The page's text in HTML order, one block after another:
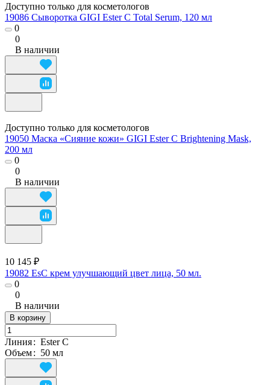
Доступно только для косметологов
19086 Сыворотка GIGI Ester C Total Serum, 120 мл
0
0
В наличии
Доступно только для косметологов
19050 Маска «Сияние кожи» GIGI Ester C Brightening Mask,
200 мл
0
0
В наличии
10 145 ₽
19082 EsC крем улучшающий цвет лица, 50 мл.
0
0
В наличии
В корзину
Линия: Ester C
Объем: 50 мл